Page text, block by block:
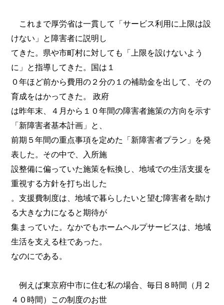
これまで厚労省は一貫して「サービス利用に上限は設
けない」と障害者に説明し
てきた。県や市町村に対しても「上限を設けないよう
に」と指導してきた。国は１
０年ほど前から費用の２分の１の補助金を出して、その
育成をはかってきた。 政府
は昨年末、４月から１０年間の障害者施策の方向を示す
「新障害者基本計画」と、
前期５年間の重点事項を定めた「新障害者プラン」を発
表した。その中で、入所施
設整備に偏っていた施策を転換し、地域での生活支援を
重視する方針を打ち出した
。支援費制度は、地域で暮らしたいと望む障害者を助け
る大きな力になると期待が
集まっていた。なかでもホームヘルプサービスは、地域
生活を支える柱であった。
なのにである。
例えば東京府中市に住む私の場合、毎日８時間（月２
４０時間）この制度のお世